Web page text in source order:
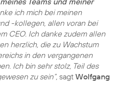
ich mich bei meinen
-kollegen, allen voran bei
CEO. Ich danke zudem allen
herzlich, die zu Wachstum
in den vergangenen
Ich bin sehr stolz, Teil des
zu sein“,sagt Wolfgang